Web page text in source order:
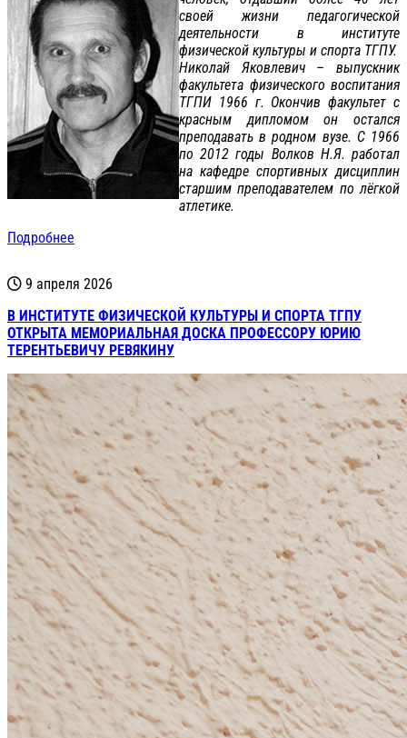
своей жизни педагогической
деятельности в институте
физической культуры и спорта ТГПУ.
Николай Яковлевич – выпускник
факультета физического воспитания
ТГПИ 1966 г. Окончив факультет с
красным дипломом он остался
преподавать в родном вузе. С 1966
по 2012 годы Волков Н.Я. работал
на кафедре спортивных дисциплин
старшим преподавателем по лёгкой
атлетике.
Подробнее
9 апреля 2026
В ИНСТИТУТЕ ФИЗИЧЕСКОЙ КУЛЬТУРЫ И СПОРТА ТГПУ
ОТКРЫТА МЕМОРИАЛЬНАЯ ДОСКА ПРОФЕССОРУ ЮРИЮ
ТЕРЕНТЬЕВИЧУ РЕВЯКИНУ